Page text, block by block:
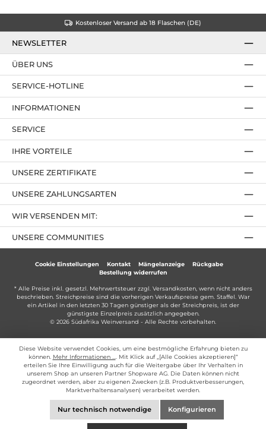
Kostenloser Versand ab 18 Flaschen (DE)
NEWSLETTER
SERVICE-HOTLINE
IHRE VORTEILE
UNSERE ZAHLUNGSARTEN
ÜBER UNS
UNSERE ZERTIFIKATE
INFORMATIONEN
SERVICE
UNSERE COMMUNITIES
WIR VERSENDEN MIT:
Cookie Einstellungen Kontakt Mängelanzeige
Rückgabe
Bestellung widerrufen
* Alle Preise inkl. gesetzl. Mehrwertsteuer zzgl. Versandkosten, wenn nicht anders
beschrieben. Streichpreise sind die vorherigen Verkaufspreise gem. Staffel. War
ein Artikel in den letzten 30 Tagen günstiger als der Streichpreis, ist der
günstigste Einzelpreis zusätzlich angegeben.
© 2026 Südafrika Weinversand - Alle Rechte vorbehalten.
Diese Website verwendet Cookies, um eine bestmögliche Erfahrung bieten zu
können. Mehr Informationen ...
. Mit Klick auf „[Alle Cookies akzeptieren]“
erteilen Sie Ihre Einwilligung auch für die Weitergabe über Ihr Verhalten in
unserem Shop an unseren Partner Shopware AG. Die Daten können nicht
zugeordnet werden, aber zu eigenen Zwecken (z.B. Produktverbesserungen,
Marktverhaltensanalysen) verarbeitet werden.
Nur technisch notwendige Konfigurieren